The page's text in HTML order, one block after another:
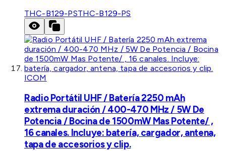
THC-B129-PSTHC-B129-PS
ICOM
Radio Portátil UHF / Batería 2250 mAh
extrema duración / 400-470 MHz / 5W De
Potencia / Bocina de 1500mW Mas Potente/ ,
16 canales. Incluye: batería, cargador, antena,
tapa de accesorios y clip.